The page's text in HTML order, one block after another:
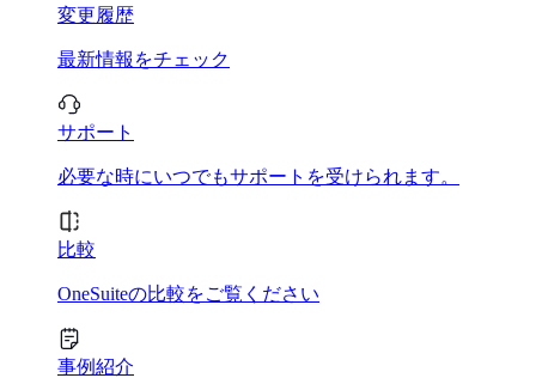
変更履歴
最新情報をチェック
サポート
必要な時にいつでもサポートを受けられます。
比較
OneSuiteの比較をご覧ください
事例紹介